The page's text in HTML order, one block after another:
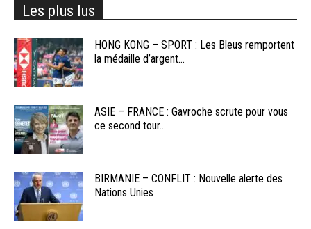
Les plus lus
HONG KONG – SPORT : Les Bleus remportent
la médaille d’argent...
ASIE – FRANCE : Gavroche scrute pour vous
ce second tour...
BIRMANIE – CONFLIT : Nouvelle alerte des
Nations Unies